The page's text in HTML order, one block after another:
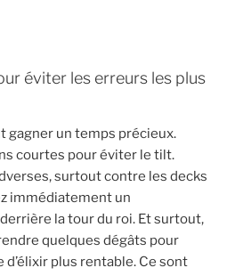
éviter les erreurs les plus
gagner un temps précieux.
courtes pour éviter le tilt.
surtout contre les decks
immédiatement un
la tour du roi. Et surtout,
quelques dégâts pour
plus rentable. Ce sont